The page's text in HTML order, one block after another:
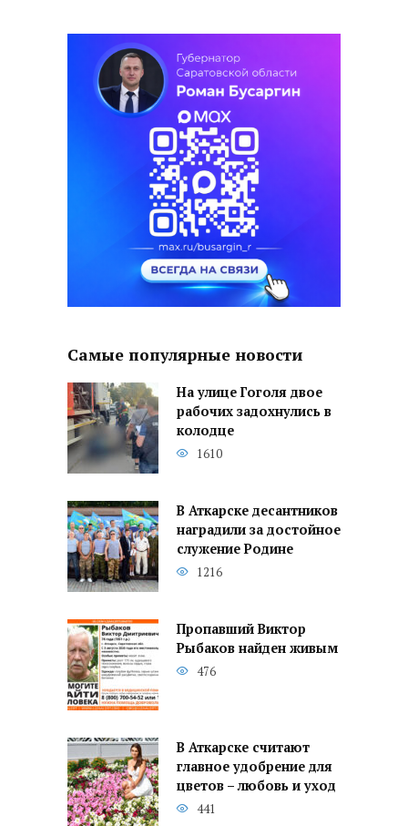
Самые популярные новости
На улице Гоголя двое
рабочих задохнулись в
колодце
1610
В Аткарске десантников
наградили за достойное
служение Родине
1216
Пропавший Виктор
Рыбаков найден живым
476
В Аткарске считают
главное удобрение для
цветов – любовь и уход
441